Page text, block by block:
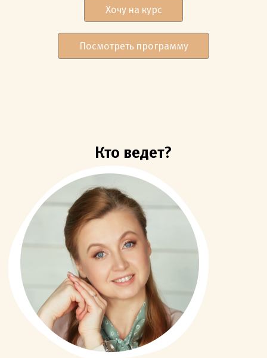
Хочу на курс
Посмотреть программу
Кто ведет?